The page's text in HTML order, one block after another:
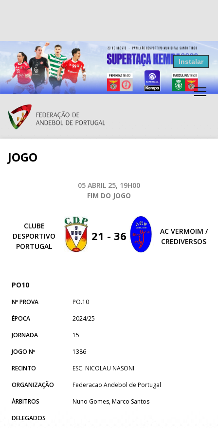
Resultados Andebol
Federação de Andebol de Portugal
Grátis - Disponivel na Play Store
Instalar
JOGO
05 ABRIL 25, 19H00
FIM DO JOGO
CLUBE
DESPORTIVO
PORTUGAL
21 - 36
AC VERMOIM /
CREDIVERSOS
PO10
Nº PROVA
PO.10
ÉPOCA
2024/25
JORNADA
15
JOGO Nº
1386
RECINTO
ESC. NICOLAU NASONI
ORGANIZAÇÃO
Federacao Andebol de Portugal
ÁRBITROS
Nuno Gomes, Marco Santos
DELEGADOS